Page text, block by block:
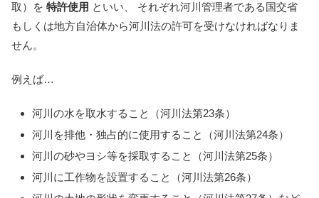
取）を 特許使用 といい、 それぞれ河川管理者である国交省
もしくは地方自治体から河川法の許可を受けなければなりま
せん。
例えば…
河川の水を取水すること（河川法第23条）
河川を排他・独占的に使用すること（河川法第24条）
河川の砂やヨシ等を採取すること（河川法第25条）
河川に工作物を設置すること（河川法第26条）